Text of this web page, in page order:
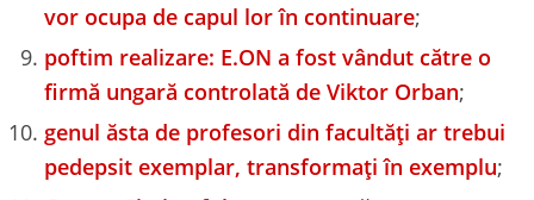
vor ocupa de capul lor în continuare;
poftim realizare: E.ON a fost vândut către o
firmă ungară controlată de Viktor Orban;
genul ăsta de profesori din facultăți ar trebui
pedepsit exemplar, transformați în exemplu;